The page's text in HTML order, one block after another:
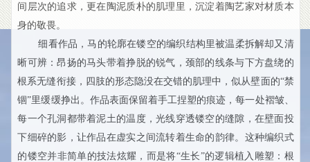
间层次的追求，更在陶泥质朴的肌理里，沉淀着陶艺家对材质本
身的敬畏。
细看作品，马的轮廓在镂空的编织结构里被温柔拆解却又清
晰可辨：昂扬的马头带着挣脱的锐气，颈部的线条与下方盘绕的
根系无缝衔接，四肢的形态隐没在交错的肌理中，似从壁面的“禁
锢”里缓缓挣出。作品表面保留着手工捏塑的痕迹，每一处褶皱、
每一个孔洞都带着泥土的温度，光线穿透镂空的缝隙，在壁面投
下细碎的影，让作品在虚实之间流转着生命的韵律。这种编织式
的镂空并非简单的技法炫耀，而是将“生长”的逻辑植入雕塑：根